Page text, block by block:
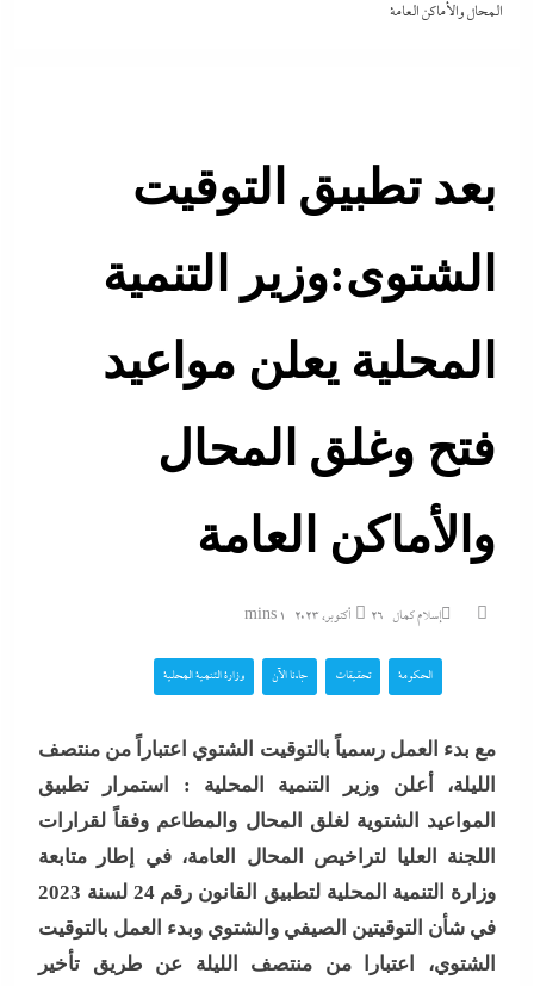
المحال والأماكن العامة
بعد تطبيق التوقيت
الشتوى:وزير التنمية
المحلية يعلن مواعيد
فتح وغلق المحال
والأماكن العامة
إسلام كمال 26 أكتوبر، 2023 1 mins
الحكومة تحقيقات جاءنا الآن وزارة التنمية المحلية
مع بدء العمل رسمياً بالتوقيت الشتوي اعتباراً من منتصف
الليلة، أعلن وزير التنمية المحلية : استمرار تطبيق
المواعيد الشتوية لغلق المحال والمطاعم وفقاً لقرارات
اللجنة العليا لتراخيص المحال العامة، في إطار متابعة
وزارة التنمية المحلية لتطبيق القانون رقم 24 لسنة 2023
في شأن التوقيتين الصيفي والشتوي وبدء العمل بالتوقيت
الشتوي، اعتبارا من منتصف الليلة عن طريق تأخير